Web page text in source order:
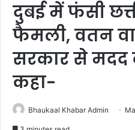
दुबई में फंसी
फैमली, वतन
सरकार से मदद
कहा-
Bhaukaal Khabar Admin